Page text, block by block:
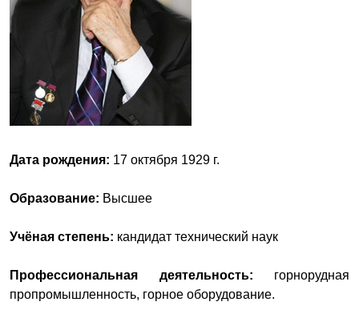
Дата рождения: 17 октября 1929 г.
Образование: Высшее
Учёная степень: кандидат технический наук
Профессиональная деятельность: горнорудная
пропромышленность, горное оборудование.